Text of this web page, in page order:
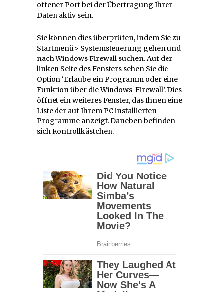
offener Port bei der Übertragung Ihrer
Daten aktiv sein.
Sie können dies überprüfen, indem Sie zu
Startmenü> Systemsteuerung gehen und
nach Windows Firewall suchen. Auf der
linken Seite des Fensters sehen Sie die
Option ‘Erlaube ein Programm oder eine
Funktion über die Windows-Firewall’. Dies
öffnet ein weiteres Fenster, das Ihnen eine
Liste der auf Ihrem PC installierten
Programme anzeigt. Daneben befinden
sich Kontrollkästchen.